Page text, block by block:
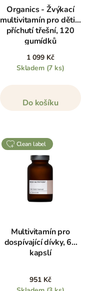
Organics - Žvýkací
multivitamín pro děti s
příchutí třešní, 120
gumídků
1 099 Kč
Skladem (7 ks)
Do košíku
clean label
Multivitamín pro
dospívající dívky, 60
kapslí
951 Kč